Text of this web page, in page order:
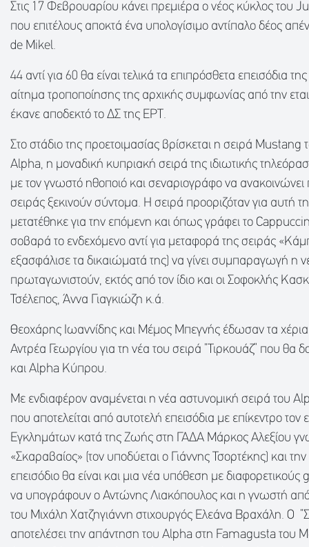
Στις 17 Φεβρουαρίου κάνει πρεμιέρα ο νέος κύκλος του
που επιτέλους αποκτά ένα υπολογίσιμο αντίπαλο δέος
de Mikel.
44 αντί για 60 θα είναι τελικά τα επιπρόσθετα επεισόδια
αίτημα τροποποίησης της αρχικής συμφωνίας από την
έκανε αποδεκτό το ΔΣ της ΕΡΤ.
Στο στάδιο της προετοιμασίας βρίσκεται η σειρά
Alpha, η μοναδική κυπριακή σειρά της ιδιωτικής
με τον γνωστό ηθοποιό και σεναριογράφο να
σειράς ξεκινούν σύντομα. Η σειρά προοριζόταν για αυτή
μετατέθηκε για την επόμενη και όπως γράφει το
σοβαρά το ενδεχόμενο αντί για μεταφορά της σειράς
εξασφάλισε τα δικαιώματά της) να γίνει συμπαραγωγή η
πρωταγωνιστούν, εκτός από τον ίδιο και οι Σοφοκλής
Τσέλεπος, Άννα Γιαγκιώζη κ.ά.
Θεοχάρης Ιωαννίδης και Μέμος Μπεγνής έδωσαν τα
Αντρέα Γεωργίου για τη νέα του σειρά “Τιρκουάζ” που θα
και Alpha Κύπρου.
Με ενδιαφέρον αναμένεται η νέα αστυνομική σειρά του
που αποτελείται από αυτοτελή επεισόδια με επίκεντρο
Εγκλημάτων κατά της Ζωής στη ΓΑΔΑ Μάρκος Αλεξίου
«Σκαραβαίος» (τον υποδύεται ο Γιάννης Τσορτέκης) και
επεισόδιο θα είναι και μια νέα υπόθεση με
να υπογράφουν ο Αντώνης Λιακόπουλος και η γνωστή από
του Μιχάλη Χατζηγιάννη στιχουργός Ελεάνα Βραχάλη. Ο
αποτελέσει την απάντηση του Alpha στη Famagusta του